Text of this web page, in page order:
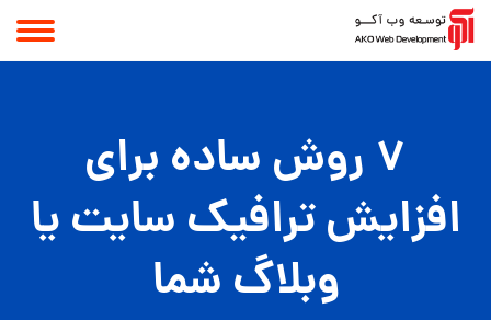
7 روش ساده براي
افزايش ترافيک سايت يا
وبلاگ شما